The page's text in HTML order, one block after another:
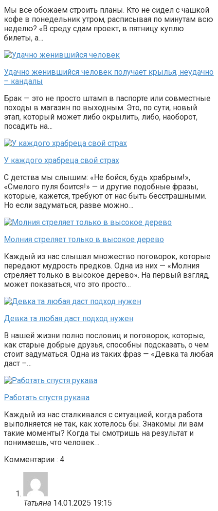
Мы все обожаем строить планы. Кто не сидел с чашкой
кофе в понедельник утром, расписывая по минутам всю
неделю? «В среду сдам проект, в пятницу куплю
билеты, а…
Удачно женившийся человек получает крылья, неудачно
– кандалы
Брак — это не просто штамп в паспорте или совместные
походы в магазин по выходным. Это, по сути, новый
этап, который может либо окрылить, либо, наоборот,
посадить на…
У каждого храбреца свой страх
С детства мы слышим: «Не бойся, будь храбрым!»,
«Смелого пуля боится!» — и другие подобные фразы,
которые, кажется, требуют от нас быть бесстрашными.
Но если задуматься, разве можно…
Молния стреляет только в высокое дерево
Каждый из нас слышал множество поговорок, которые
передают мудрость предков. Одна из них — «Молния
стреляет только в высокое дерево». На первый взгляд,
может показаться, что это просто…
Девка та любая даст подход нужен
В нашей жизни полно пословиц и поговорок, которые,
как старые добрые друзья, способны подсказать, о чем
стоит задуматься. Одна из таких фраз — «Девка та любая
даст –…
Работать спустя рукава
Каждый из нас сталкивался с ситуацией, когда работа
выполняется не так, как хотелось бы. Знакомы ли вам
такие моменты? Когда ты смотришь на результат и
понимаешь, что человек…
Комментарии : 4
Татьяна 14.01.2025 19:15